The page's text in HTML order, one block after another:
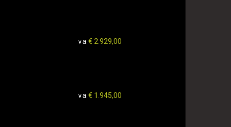
va € 2.929,00
va € 1.945,00